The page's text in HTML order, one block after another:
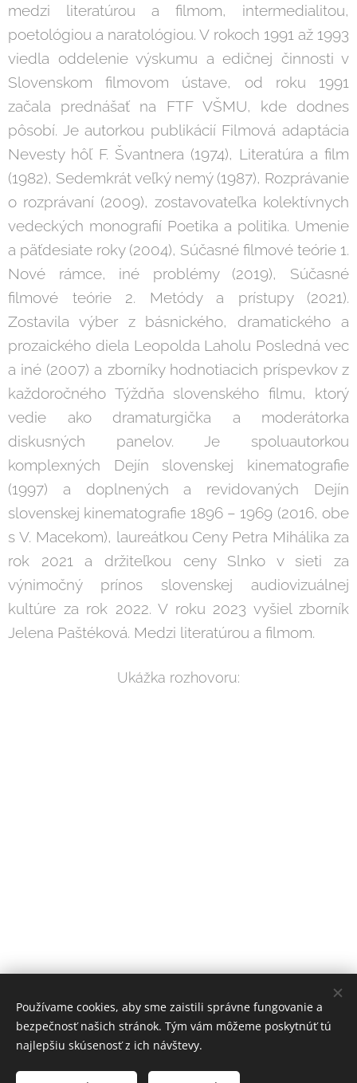
medzi literatúrou a filmom, intermedialitou,
poetológiou a naratológiou. V rokoch 1991 až 1993
viedla oddelenie výskumu a edičnej činnosti v
Slovenskom filmovom ústave, od roku 1991
začala prednášať na FTF VŠMU, kde dodnes
pôsobí. Je autorkou publikácií Filmová adaptácia
Nevesty hôľ F. Švantnera (1974), Literatúra a film
(1982), Sedemkrát veľký nemý (1987), Rozprávanie
o rozprávaní (2009), zostavovateľka kolektívnych
vedeckých monografií Poetika a politika. Umenie
a päťdesiate roky (2004), Súčasné filmové teórie 1.
Nové rámce, iné problémy (2019), Súčasné
filmové teórie 2. Metódy a prístupy (2021).
Zostavila výber z básnického, dramatického a
prozaického diela Leopolda Laholu Posledná vec
a iné (2007) a zborníky hodnotiacich príspevkov z
každoročného Týždňa slovenského filmu, ktorý
vedie ako dramaturgička a moderátorka
diskusných panelov. Je spoluautorkou
komplexných Dejín slovenskej kinematografie
(1997) a doplnených a revidovaných Dejín
slovenskej kinematografie 1896 – 1969 (2016, obe
s V. Macekom), laureátkou Ceny Petra Mihálika za
rok 2021 a držiteľkou ceny Slnko v sieti za
výnimočný prínos slovenskej audiovizuálnej
kultúre za rok 2022. V roku 2023 vyšiel zborník
Jelena Paštéková. Medzi literatúrou a filmom.
Ukážka rozhovoru:
Používame cookies, aby sme zaistili správne fungovanie a
bezpečnosť našich stránok. Tým vám môžeme poskytnúť tú
najlepšiu skúsenosť z ich návštevy.